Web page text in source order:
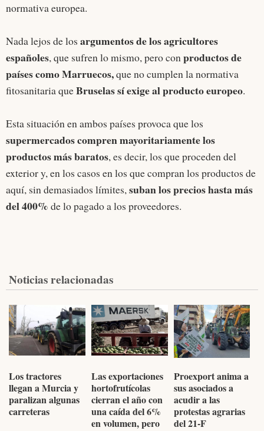
normativa europea.
Nada lejos de los argumentos de los agricultores
españoles, que sufren lo mismo, pero conproductos de
países como Marruecos,que no cumplen la normativa
fitosanitaria queBruselas sí exige al producto europeo.
Esta situación en ambos países provoca que los
supermercados compren mayoritariamente los
productos más baratos, es decir, los que proceden del
exterior y, en los casos en los que compran los productos de
aquí, sin demasiados límites,suban los precios hasta más
del 400% de lo pagado a los proveedores.
Noticias relacionadas
Los tractores
llegan a Murcia y
paralizan algunas
carreteras
Las exportaciones
hortofrutícolas
cierran el año con
una caída del 6%
en volumen, pero
Proexport anima a
sus asociados a
acudir a las
protestas agrarias
del 21-F